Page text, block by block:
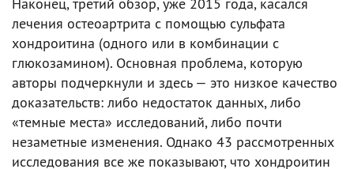
лечения остеоартрита с помощью сульфата
хондроитина (одного или в комбинации с
глюкозамином). Основная проблема, которую
авторы подчеркнули и здесь — это низкое качество
доказательств: либо недостаток данных, либо
«темные места» исследований, либо почти
незаметные изменения. Однако 43 рассмотренных
исследования все же показывают, что хондроитин